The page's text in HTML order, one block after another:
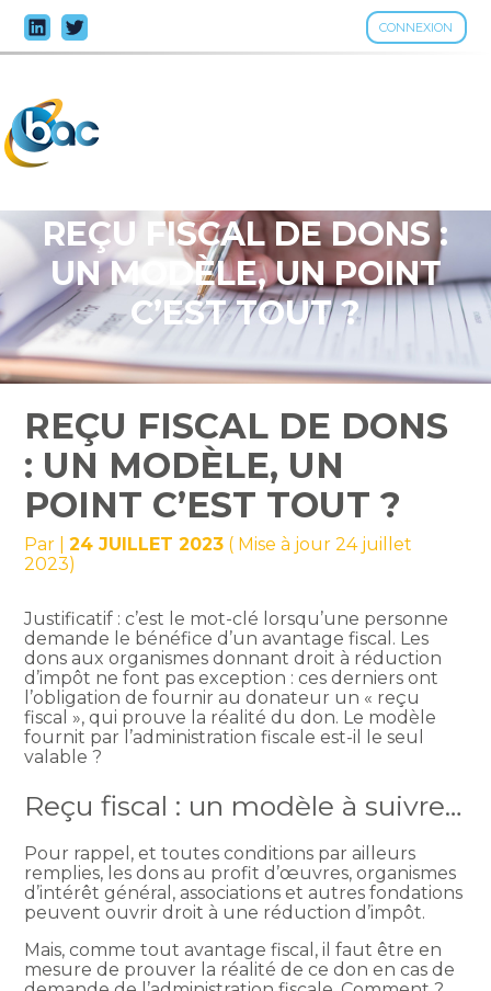
CONNEXION
Aller
au
REÇU FISCAL DE DONS :
UN MODÈLE, UN POINT
C’EST TOUT ?
REÇU FISCAL DE DONS
: UN MODÈLE, UN
POINT C’EST TOUT ?
Par |24 JUILLET 2023 ( Mise à jour 24 juillet
2023)
Justificatif : c’est le mot-clé lorsqu’une personne
demande le bénéfice d’un avantage fiscal. Les
dons aux organismes donnant droit à réduction
d’impôt ne font pas exception : ces derniers ont
l’obligation de fournir au donateur un « reçu
fiscal », qui prouve la réalité du don. Le modèle
fournit par l’administration fiscale est-il le seul
valable ?
Reçu fiscal : un modèle à suivre…
Pour rappel, et toutes conditions par ailleurs
remplies, les dons au profit d’œuvres, organismes
d’intérêt général, associations et autres fondations
peuvent ouvrir droit à une réduction d’impôt.
Mais, comme tout avantage fiscal, il faut être en
mesure de prouver la réalité de ce don en cas de